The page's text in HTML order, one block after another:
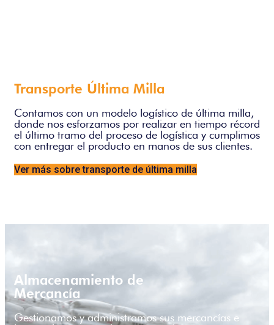
Transporte Última Milla
Contamos con un modelo logístico de última milla,
donde nos esforzamos por realizar en tiempo récord
el último tramo del proceso de logística y cumplimos
con entregar el producto en manos de sus clientes.
Ver más sobre transporte de última milla
Almacenamiento de
Mercancía
Gestionamos y administramos sus mercancías e